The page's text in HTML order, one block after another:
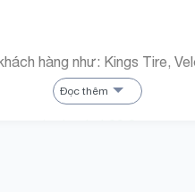
hàng như: Kings Tire,
Đọc thêm